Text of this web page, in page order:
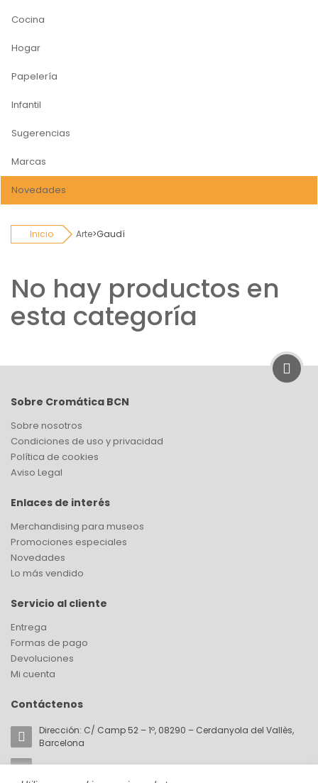
Cocina
Hogar
Papelería
Infantil
Sugerencias
Marcas
Novedades
Inicio Arte>Gaudí
No hay productos en
esta categoría
Sobre Cromática BCN
Sobre nosotros
Condiciones de uso y privacidad
Política de cookies
Aviso Legal
Enlaces de interés
Merchandising para museos
Promociones especiales
Novedades
Lo más vendido
Servicio al cliente
Entrega
Formas de pago
Devoluciones
Mi cuenta
Contáctenos
Dirección: C/ Camp 52 – 1º, 08290 – Cerdanyola del Vallès,
Barcelona
Email:akorin@cromaticabcn.com